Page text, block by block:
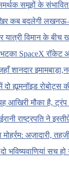
समूहों के
कब बदलेगी
यात्री विमान के बीच
भटका SpaceX
शानदार
ह्यूमनॉइड रोबोट्स
आखिरी मौका है, ट्रंप
ईरानी राष्ट्रपति ने
मोहर्रम: अज़ादारी,
भविष्यवाणियां सच